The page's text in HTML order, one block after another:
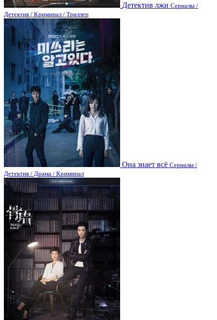
Детектив лжи Сериалы /
Детектив / Криминал / Триллер
Она знает всё Сериалы /
Детектив / Драма / Криминал